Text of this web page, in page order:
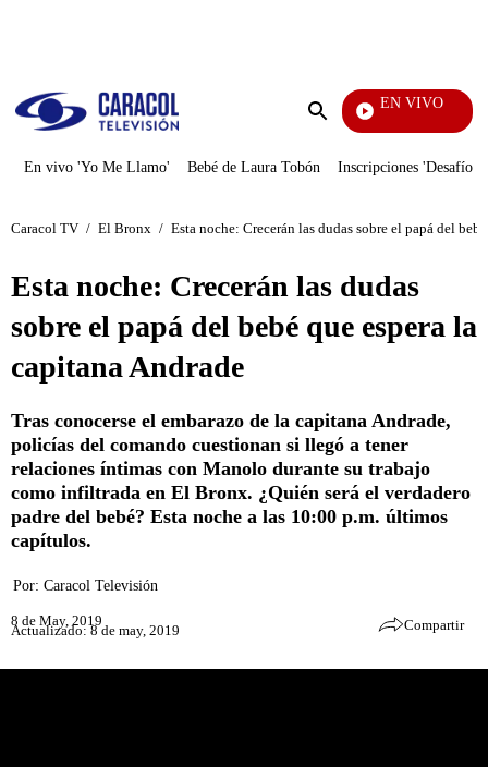
Enviar
EN VIVO
Televentas
En vivo 'Yo Me Llamo' Bebé de Laura Tobón Inscripciones 'Desafío'
Caracol TV / El Bronx / Esta noche: Crecerán las dudas sobre el papá del
Esta noche: Crecerán las dudas
sobre el papá del bebé que espera la
capitana Andrade
Tras conocerse el embarazo de la capitana Andrade,
policías del comando cuestionan si llegó a tener
relaciones íntimas con Manolo durante su trabajo
como infiltrada en El Bronx. ¿Quién será el verdadero
padre del bebé? Esta noche a las 10:00 p.m. últimos
capítulos.
Por: Caracol Televisión
8 de May, 2019
Actualizado: 8 de may, 2019 Compartir